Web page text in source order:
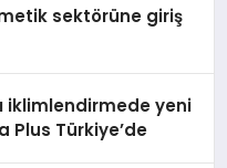
sektörüne giriş
iklimlendirmede yeni
Plus Türkiye’de